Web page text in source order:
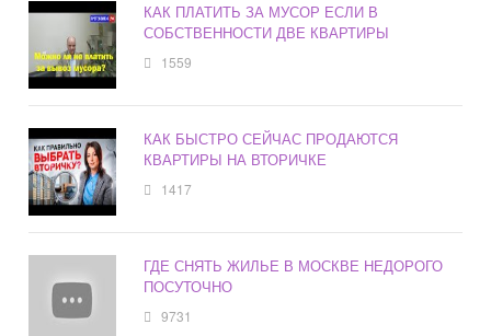
КАК ПЛАТИТЬ ЗА МУСОР ЕСЛИ В
СОБСТВЕННОСТИ ДВЕ КВАРТИРЫ
1559
КАК БЫСТРО СЕЙЧАС ПРОДАЮТСЯ
КВАРТИРЫ НА ВТОРИЧКЕ
1417
ГДЕ СНЯТЬ ЖИЛЬЕ В МОСКВЕ НЕДОРОГО
ПОСУТОЧНО
9731